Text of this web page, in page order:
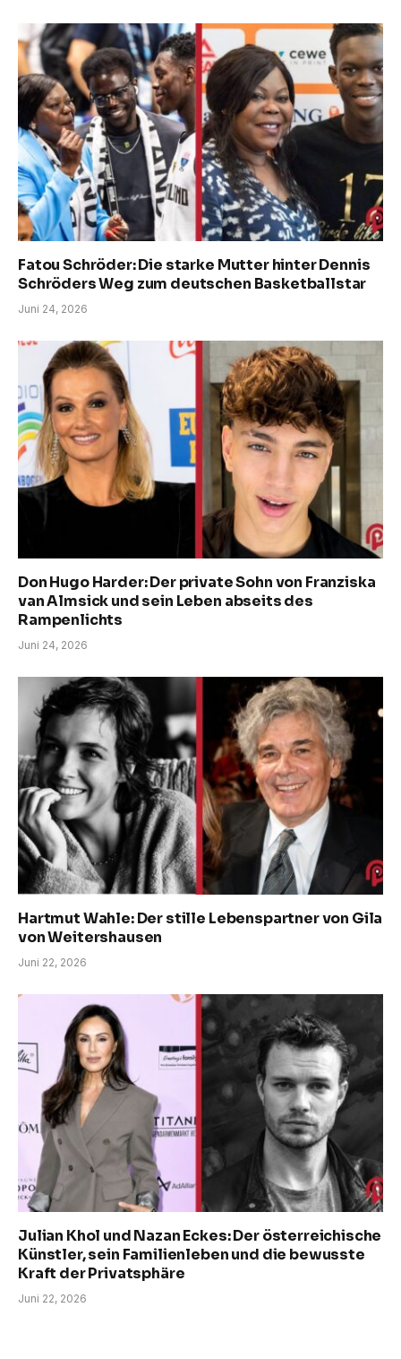
Fatou Schröder: Die starke Mutter hinter Dennis
Schröders Weg zum deutschen Basketballstar
Juni 24, 2026
Don Hugo Harder: Der private Sohn von Franziska
van Almsick und sein Leben abseits des
Rampenlichts
Juni 24, 2026
Hartmut Wahle: Der stille Lebenspartner von Gila
von Weitershausen
Juni 22, 2026
Julian Khol und Nazan Eckes: Der österreichische
Künstler, sein Familienleben und die bewusste
Kraft der Privatsphäre
Juni 22, 2026